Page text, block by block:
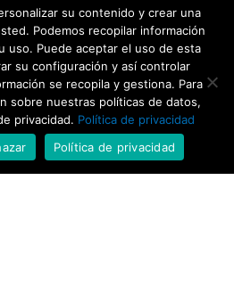
de Proveedores
boletín de actividades
su contenido y crear una
Podemos recopilar información
uso. Puede aceptar el uso de esta
su configuración y así controlar
se recopila y gestiona. Para
sobre nuestras políticas de datos,
privacidad. Política de privacidad
Política de privacidad